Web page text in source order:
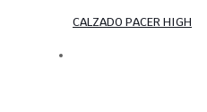
CALZADO PACER HIGH